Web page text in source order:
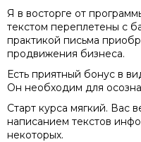
Я в восторге от
текстом переплетены с
практикой письма
продвижения бизнеса.
Есть приятный бонус в
Он необходим для
Старт курса мягкий. Вас
написанием текстов
некоторых.